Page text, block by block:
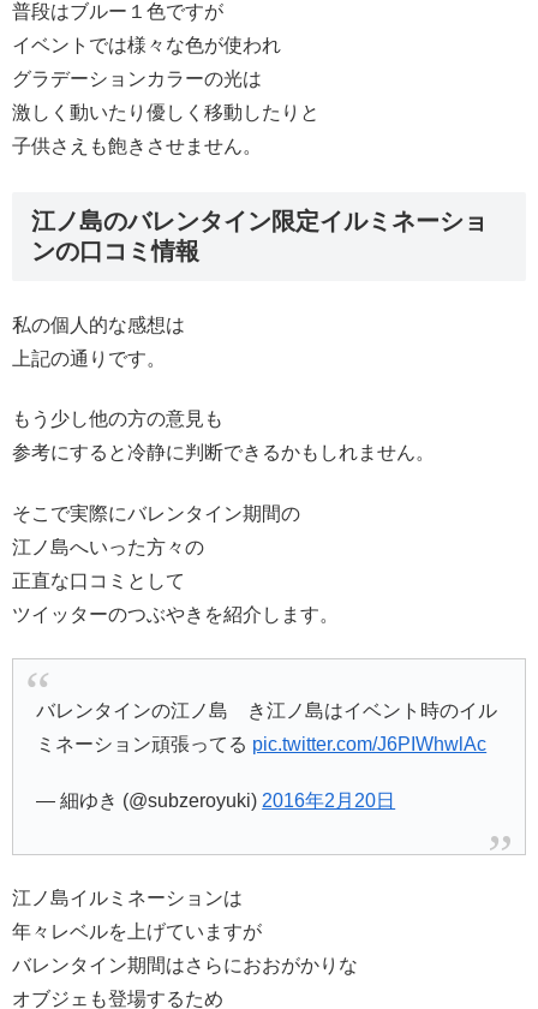
普段はブルー１色ですが
イベントでは様々な色が使われ
グラデーションカラーの光は
激しく動いたり優しく移動したりと
子供さえも飽きさせません。
江ノ島のバレンタイン限定イルミネーショ
ンの口コミ情報
私の個人的な感想は
上記の通りです。
もう少し他の方の意見も
参考にすると冷静に判断できるかもしれません。
そこで実際にバレンタイン期間の
江ノ島へいった方々の
正直な口コミとして
ツイッターのつぶやきを紹介します。
バレンタインの江ノ島 き江ノ島はイベント時のイル
ミネーション頑張ってる pic.twitter.com/J6PIWhwlAc
— 細ゆき (@subzeroyuki) 2016年2月20日
江ノ島イルミネーションは
年々レベルを上げていますが
バレンタイン期間はさらにおおがかりな
オブジェも登場するため